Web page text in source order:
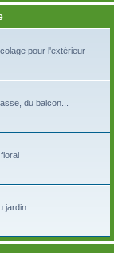
pour l'extérieur
du balcon...
jardin